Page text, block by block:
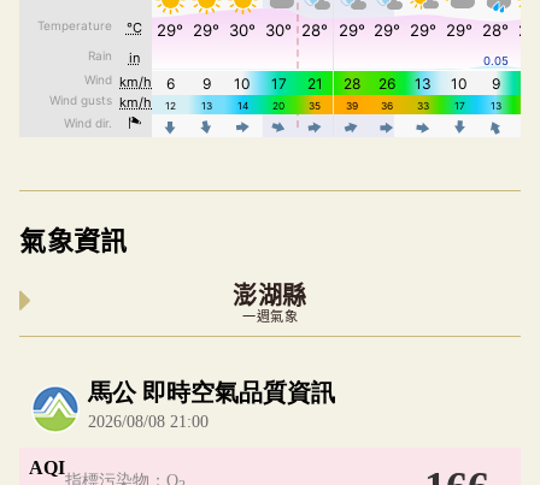
氣象資訊
澎湖縣
一週氣象
內嵌空氣品質小工具為視覺預覽，完整即時空